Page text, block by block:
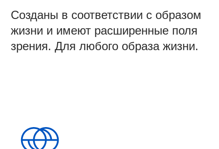
Созданы в соответствии с образом
жизни и имеют расширенные поля
зрения. Для любого образа жизни.